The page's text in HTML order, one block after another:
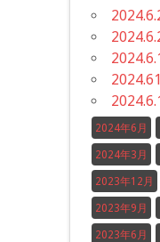
2024年6月
2024年3月
2023年12月
2023年9月
2023年6月